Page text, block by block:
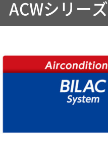
ACWシリーズ